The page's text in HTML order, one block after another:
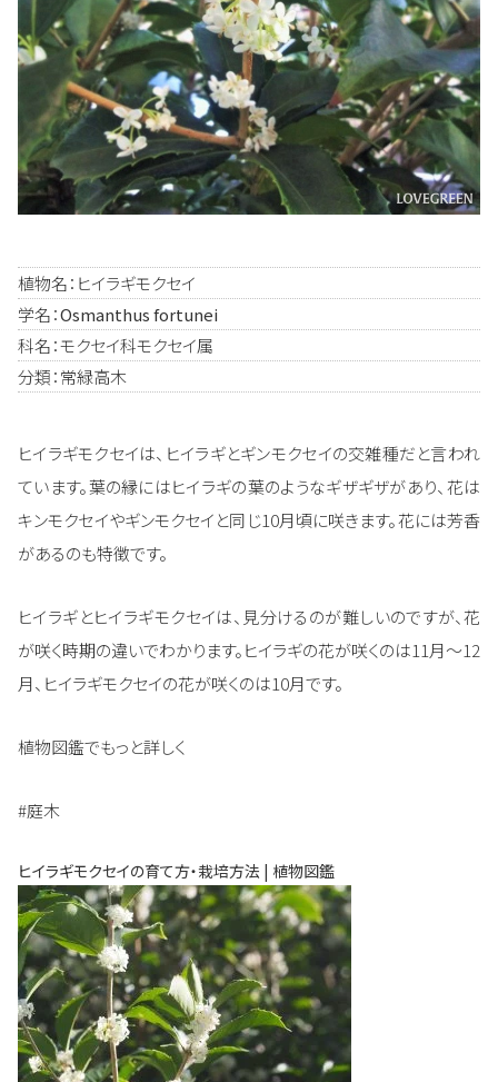
植物名：ヒイラギモクセイ
学名：Osmanthus fortunei
科名：モクセイ科モクセイ属
分類：常緑高木
ヒイラギモクセイは、ヒイラギとギンモクセイの交雑種だと言われ
ています。葉の縁にはヒイラギの葉のようなギザギザがあり、花は
キンモクセイやギンモクセイと同じ10月頃に咲きます。花には芳香
があるのも特徴です。
ヒイラギとヒイラギモクセイは、見分けるのが難しいのですが、花
が咲く時期の違いでわかります。ヒイラギの花が咲くのは11月～12
月、ヒイラギモクセイの花が咲くのは10月です。
植物図鑑でもっと詳しく
#庭木
ヒイラギモクセイの育て方・栽培方法 | 植物図鑑